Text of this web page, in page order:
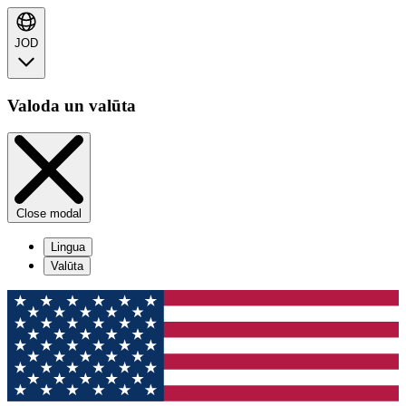
JOD
Valoda un valūta
Close modal
Lingua
Valūta